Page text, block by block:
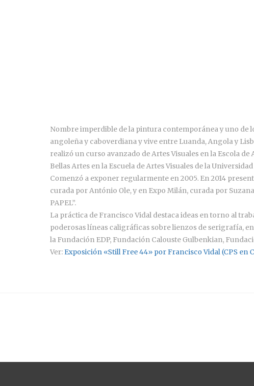
Nombre imperdible de la pintura contemporánea y uno de
angoleña y caboverdiana y vive entre Luanda, Angola y
realizó un curso avanzado de Artes Visuales en la Escola
Bellas Artes en la Escuela de Artes Visuales de la
Comenzó a exponer regularmente en 2005. En 2014
curada por António Ole, y en Expo Milán, curada por
PAPEL”.
La práctica de Francisco Vidal destaca ideas en torno al
poderosas líneas caligráficas sobre lienzos de serigrafía,
la Fundación EDP, Fundación Calouste Gulbenkian,
Ver: Exposición «Still Free 44» por Francisco Vidal (CPS en